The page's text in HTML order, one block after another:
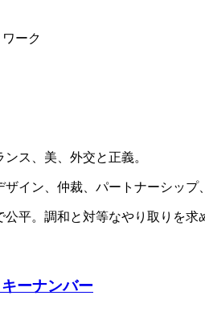
ーク
ス、美、外交と正義。
イン、仲裁、パートナーシップ
平。調和と対等なやり取りを求
ーナンバー